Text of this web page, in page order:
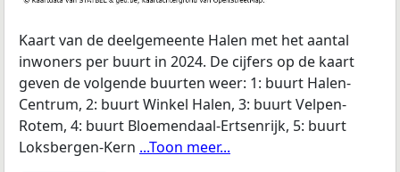
Kaart van de deelgemeente Halen met het aantal
inwoners per buurt in 2024. De cijfers op de kaart
geven de volgende buurten weer: 1: buurt Halen-
Centrum, 2: buurt Winkel Halen, 3: buurt Velpen-
Rotem, 4: buurt Bloemendaal-Ertsenrijk, 5: buurt
Loksbergen-Kern ...Toon meer...